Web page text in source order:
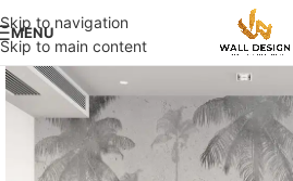
Skip to navigation
Skip to main content
MENU